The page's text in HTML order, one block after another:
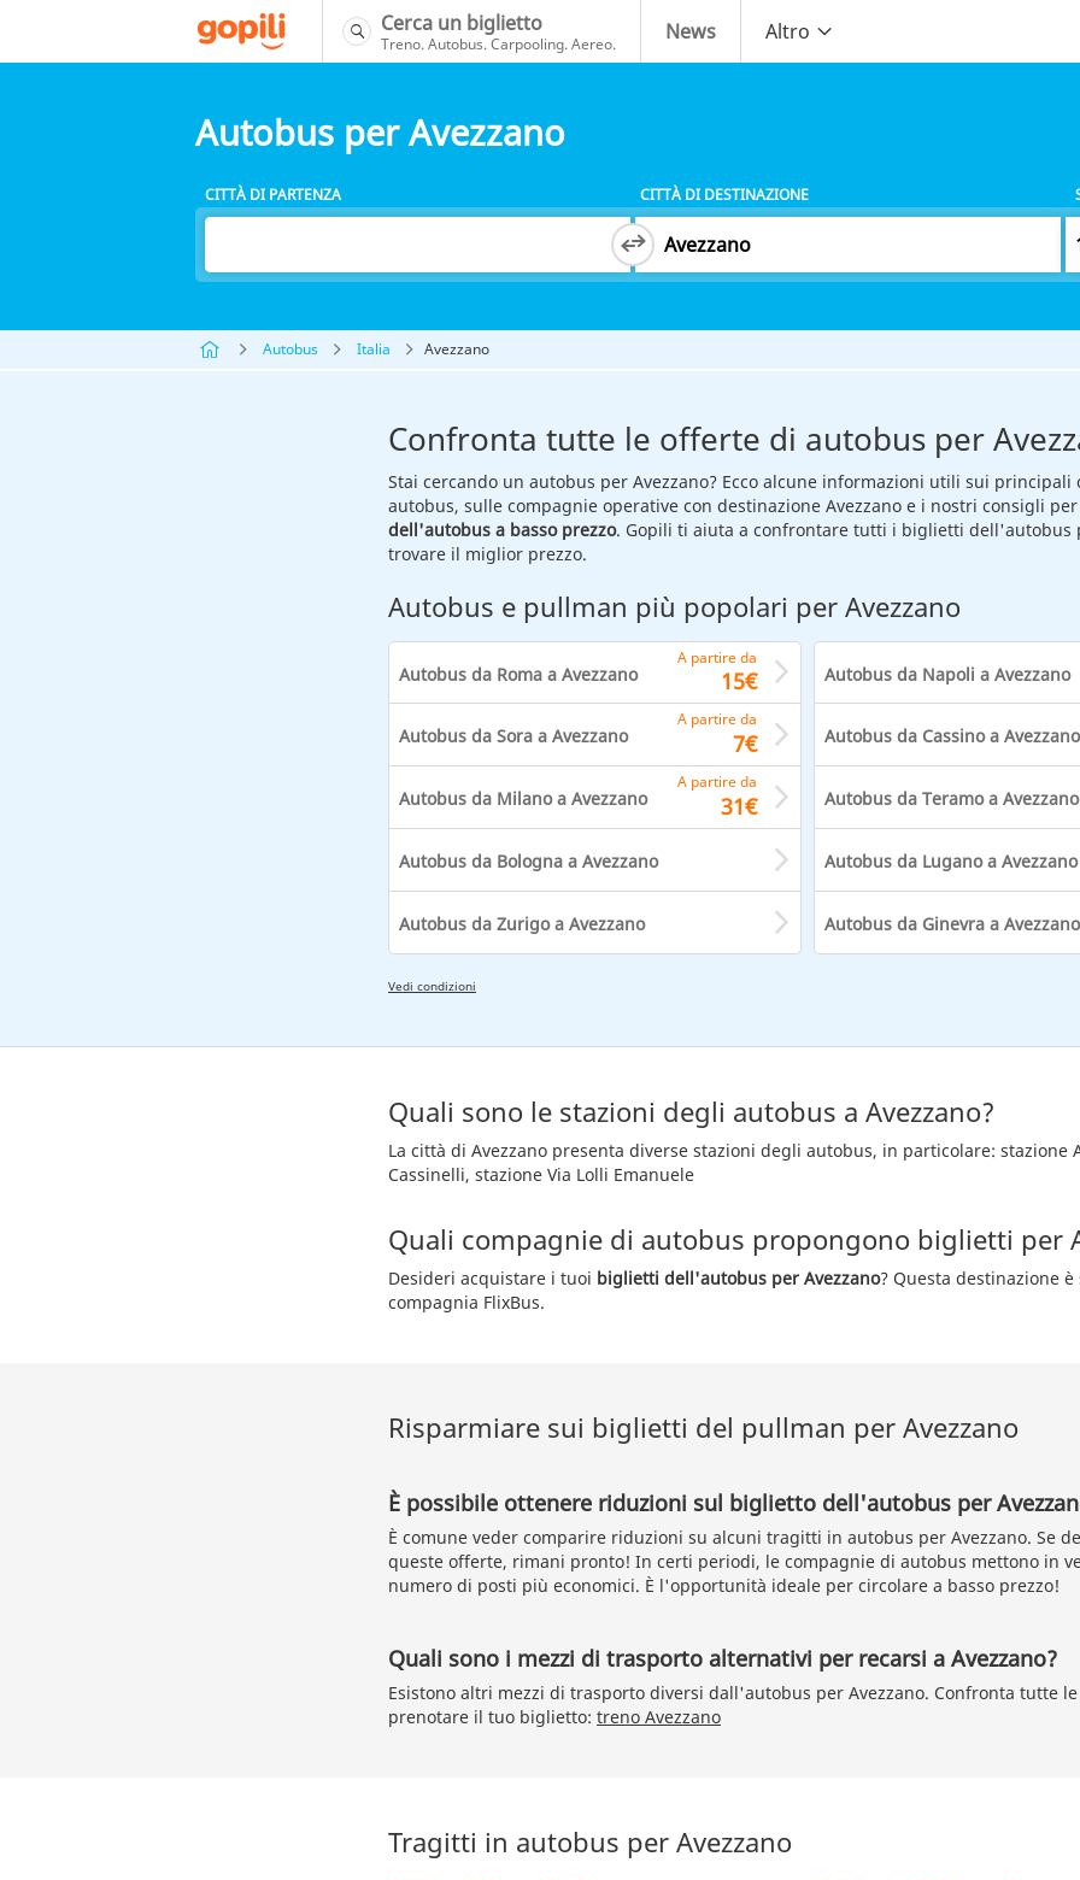
Cerca un biglietto
Treno. Autobus. Carpooling. Aereo. News Altro
Autobus per Avezzano
CITTÀ DI PARTENZA CITTÀ DI DESTINAZIONE
Autobus Italia Avezzano
Confronta tutte le offerte di autobus per
Stai cercando un autobus per Avezzano? Ecco alcune informazioni utili sui principali
autobus, sulle compagnie operative con destinazione Avezzano e i nostri consigli
dell'autobus a basso prezzo. Gopili ti aiuta a confrontare tutti i biglietti dell'autobus
trovare il miglior prezzo.
Autobus e pullman più popolari per Avezzano
A partire da
15€
Autobus da Roma a Avezzano Autobus da Napoli a Avezzano
A partire da
7€
Autobus da Sora a Avezzano Autobus da Cassino a Avezzano
A partire da
31€
Autobus da Milano a Avezzano Autobus da Teramo a Avezzano
Autobus da Bologna a Avezzano Autobus da Lugano a Avezzano
Autobus da Zurigo a Avezzano Autobus da Ginevra a Avezzano
Vedi condizioni
Quali sono le stazioni degli autobus a Avezzano?
La città di Avezzano presenta diverse stazioni degli autobus, in particolare: stazione
Cassinelli, stazione Via Lolli Emanuele
Quali compagnie di autobus propongono biglietti per
Desideri acquistare i tuoi biglietti dell'autobus per Avezzano? Questa destinazione
compagnia FlixBus.
Risparmiare sui biglietti del pullman per Avezzano
È possibile ottenere riduzioni sul biglietto dell'autobus per
È comune veder comparire riduzioni su alcuni tragitti in autobus per Avezzano. Se
queste offerte, rimani pronto! In certi periodi, le compagnie di autobus mettono in
numero di posti più economici. È l'opportunità ideale per circolare a basso prezzo!
Quali sono i mezzi di trasporto alternativi per recarsi a Avezzano?
Esistono altri mezzi di trasporto diversi dall'autobus per Avezzano. Confronta tutte
prenotare il tuo biglietto: treno Avezzano
Tragitti in autobus per Avezzano